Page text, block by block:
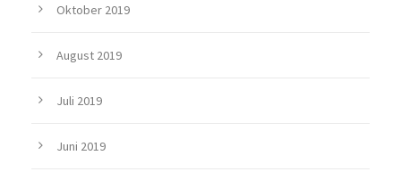
Oktober 2019
August 2019
Juli 2019
Juni 2019